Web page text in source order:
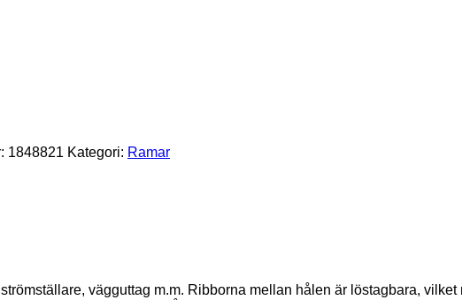
1848821 Kategori: Ramar
vägguttag m.m. Ribborna mellan hålen är löstagbara,